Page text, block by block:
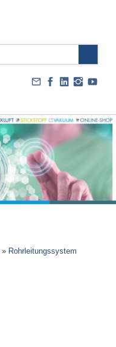
» Rohrleitungssystem